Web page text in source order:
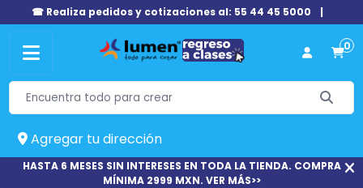
☎ Realiza pedidos y cotizaciones al: 55 44 45 5000 |
0
Agregar tu dirección
HASTA 6 MESES SIN INTERESES EN TODA LA TIENDA. COMPRA
MÍNIMA 2999 MXN. VER MÁS>>